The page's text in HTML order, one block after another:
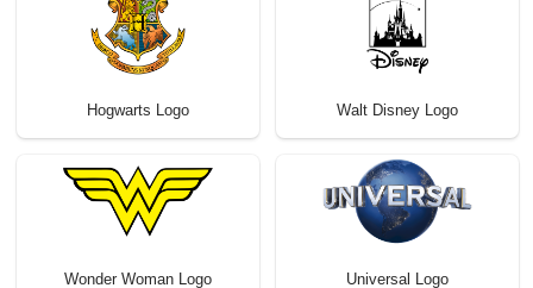
Hogwarts Logo Walt Disney Logo
Wonder Woman Logo Universal Logo